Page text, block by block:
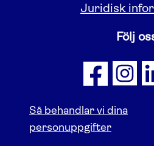
Juridisk
Följ
Så behandlar vi dina
personuppgifter